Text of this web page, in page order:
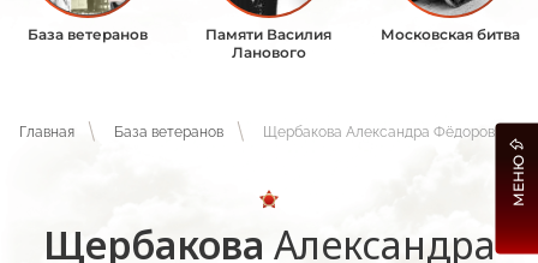
База ветеранов
Памяти Василия
Ланового
Московская битва
Главная База ветеранов Щербакова Александра Фёдоровна
Щербакова Александра
МЕНЮ